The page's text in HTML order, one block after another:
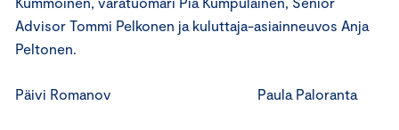
Advisor Tommi Pelkonen ja kuluttaja-asiainneuvos Anja
Peltonen.
Päivi Romanov Paula Paloranta